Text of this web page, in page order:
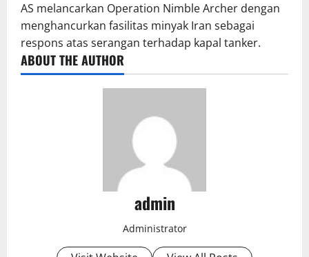
AS melancarkan Operation Nimble Archer dengan
menghancurkan fasilitas minyak Iran sebagai
respons atas serangan terhadap kapal tanker.
ABOUT THE AUTHOR
admin
Administrator